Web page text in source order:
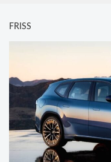
FRISS